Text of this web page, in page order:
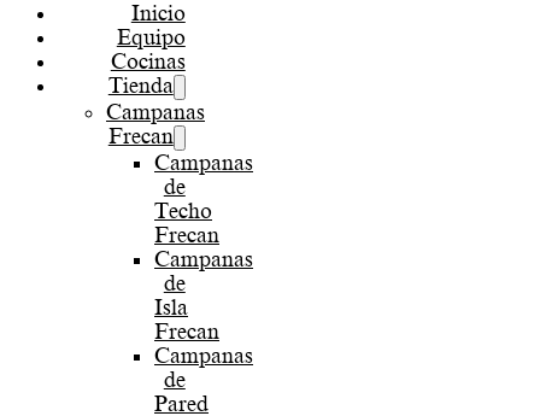
Inicio
Equipo
Cocinas
Tienda
Campanas
Frecan
Campanas
de
Techo
Frecan
Campanas
de
Isla
Frecan
Campanas
de
Pared